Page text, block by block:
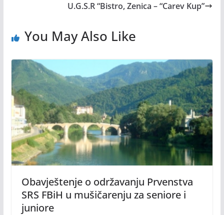
U.G.S.R “Bistro, Zenica – “Carev Kup”
You May Also Like
Obavještenje o održavanju Prvenstva
SRS FBiH u mušičarenju za seniore i
juniore